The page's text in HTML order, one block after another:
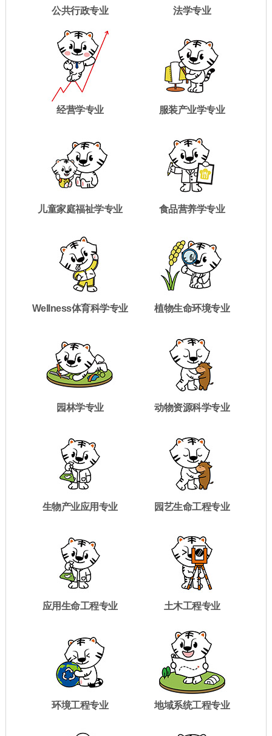
公共行政专业 法学专业
经营学专业 服装产业学专业
儿童家庭福祉学专业 食品营养学专业
Wellness体育科学专业 植物生命环境专业
园林学专业 动物资源科学专业
生物产业应用专业 园艺生命工程专业
应用生命工程专业 土木工程专业
环境工程专业 地域系统工程专业